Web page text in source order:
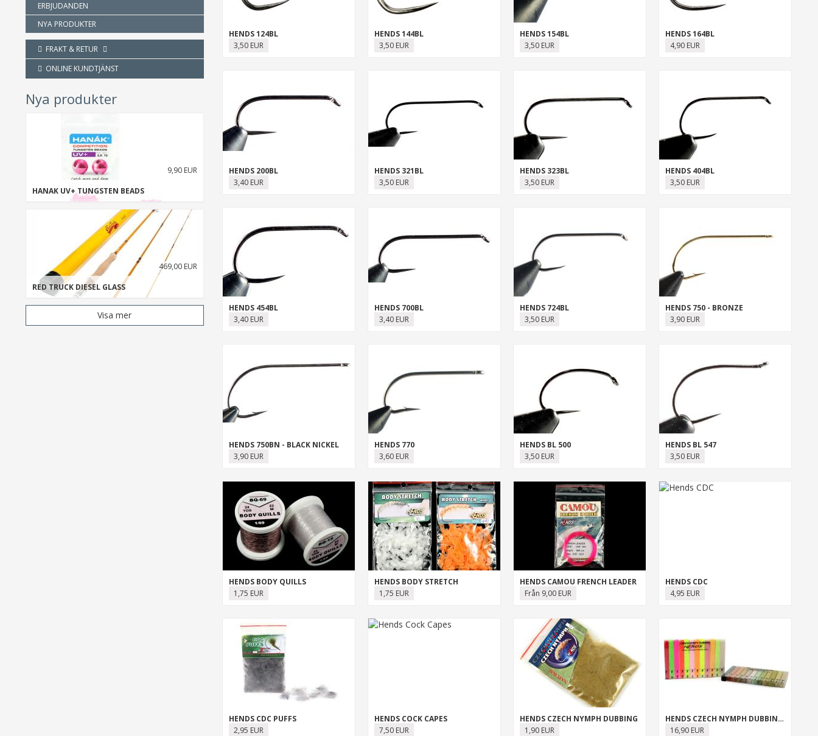
ERBJUDANDEN
NYA PRODUKTER
FRAKT & RETUR
ONLINE KUNDTJÄNST
Nya produkter
HANAK UV+ TUNGSTEN BEADS
9,90 EUR
RED TRUCK DIESEL GLASS
469,00 EUR
Visa mer
HENDS 124BL
3,50 EUR
HENDS 144BL
3,50 EUR
HENDS 154BL
3,50 EUR
HENDS 164BL
4,90 EUR
HENDS 200BL
3,40 EUR
HENDS 321BL
3,50 EUR
HENDS 323BL
3,50 EUR
HENDS 404BL
3,50 EUR
HENDS 454BL
3,40 EUR
HENDS 700BL
3,40 EUR
HENDS 724BL
3,50 EUR
HENDS 750 - BRONZE
3,90 EUR
HENDS 750BN - BLACK NICKEL
3,90 EUR
HENDS 770
3,60 EUR
HENDS BL 500
3,50 EUR
HENDS BL 547
3,50 EUR
HENDS BODY QUILLS
1,75 EUR
HENDS BODY STRETCH
1,75 EUR
HENDS CAMOU FRENCH LEADER
Från 9,00 EUR
HENDS CDC
4,95 EUR
HENDS CDC PUFFS
2,95 EUR
HENDS COCK CAPES
7,50 EUR
HENDS CZECH NYMPH DUBBING
1,90 EUR
HENDS CZECH NYMPH DUBBING SORTIMENT
16,90 EUR